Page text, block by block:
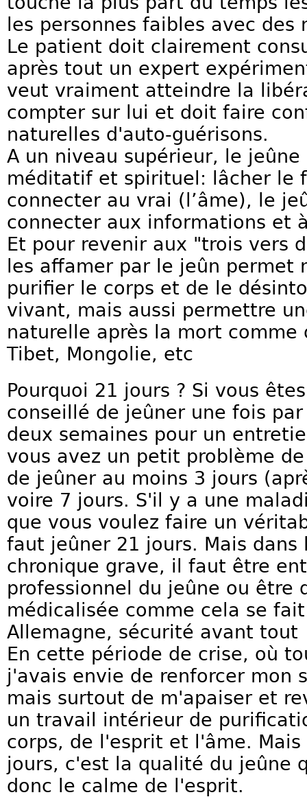
les personnes faibles avec des
Le patient doit clairement
après tout un expert
veut vraiment atteindre la
compter sur lui et doit faire
naturelles d'auto-guérisons.
A un niveau supérieur, le
méditatif et spirituel: lâcher le
connecter au vrai (l’âme), le
connecter aux informations et
Et pour revenir aux "trois vers
les affamer par le jeûn permet
purifier le corps et de le
vivant, mais aussi permettre
naturelle après la mort comme
Tibet, Mongolie, etc
Pourquoi 21 jours ? Si vous
conseillé de jeûner une fois
deux semaines pour un
vous avez un petit problème
de jeûner au moins 3 jours
voire 7 jours. S'il y a une
que vous voulez faire un
faut jeûner 21 jours. Mais dans
chronique grave, il faut être
professionnel du jeûne ou être
médicalisée comme cela se
Allemagne, sécurité avant tout
En cette période de crise, où
j'avais envie de renforcer mon
mais surtout de m'apaiser et
un travail intérieur de
corps, de l'esprit et l'âme.
jours, c'est la qualité du jeûne
donc le calme de l'esprit.